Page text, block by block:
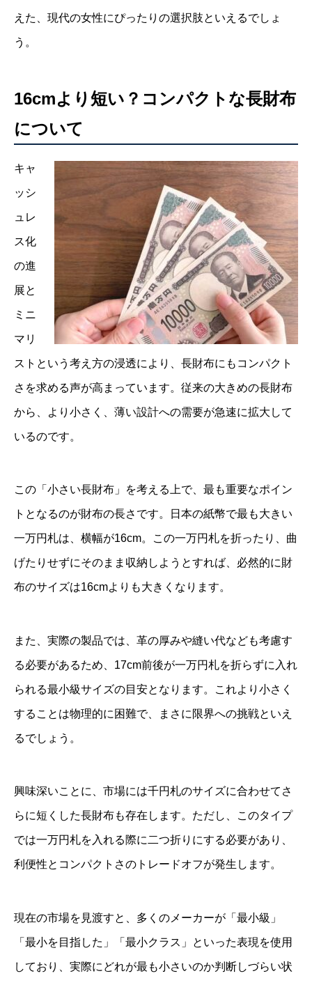
えた、現代の女性にぴったりの選択肢といえるでしょ
う。
16cmより短い？コンパクトな長財布
について
キャ
ッシ
ュレ
ス化
の進
展と
ミニ
マリ
ストという考え方の浸透により、長財布にもコンパクト
さを求める声が高まっています。従来の大きめの長財布
から、より小さく、薄い設計への需要が急速に拡大して
いるのです。
この「小さい長財布」を考える上で、最も重要なポイン
トとなるのが財布の長さです。日本の紙幣で最も大きい
一万円札は、横幅が16cm。この一万円札を折ったり、曲
げたりせずにそのまま収納しようとすれば、必然的に財
布のサイズは16cmよりも大きくなります。
また、実際の製品では、革の厚みや縫い代なども考慮す
る必要があるため、17cm前後が一万円札を折らずに入れ
られる最小級サイズの目安となります。これより小さく
することは物理的に困難で、まさに限界への挑戦といえ
るでしょう。
興味深いことに、市場には千円札のサイズに合わせてさ
らに短くした長財布も存在します。ただし、このタイプ
では一万円札を入れる際に二つ折りにする必要があり、
利便性とコンパクトさのトレードオフが発生します。
現在の市場を見渡すと、多くのメーカーが「最小級」
「最小を目指した」「最小クラス」といった表現を使用
しており、実際にどれが最も小さいのか判断しづらい状